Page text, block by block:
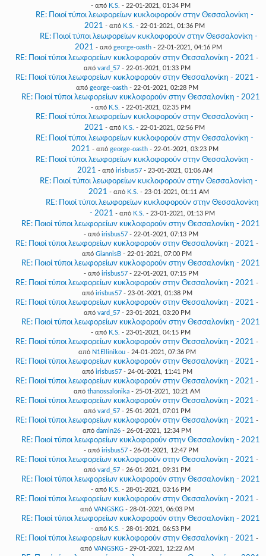
- από K.S. - 22-01-2021, 01:34 PM
RE: Ποιοί τύποι λεωφορείων κυκλοφορούν στην Θεσσαλονίκη -
2021 - από K.S. - 22-01-2021, 01:36 PM
RE: Ποιοί τύποι λεωφορείων κυκλοφορούν στην Θεσσαλονίκη -
2021 - από george-oasth - 22-01-2021, 04:16 PM
RE: Ποιοί τύποι λεωφορείων κυκλοφορούν στην Θεσσαλονίκη - 2021 -
από vard_57- 22-01-2021, 01:33 PM
RE: Ποιοί τύποι λεωφορείων κυκλοφορούν στην Θεσσαλονίκη - 2021 -
από george-oasth- 22-01-2021, 02:28 PM
RE: Ποιοί τύποι λεωφορείων κυκλοφορούν στην Θεσσαλονίκη - 2021
- από K.S. - 22-01-2021, 02:35 PM
RE: Ποιοί τύποι λεωφορείων κυκλοφορούν στην Θεσσαλονίκη -
2021 - από K.S. - 22-01-2021, 02:56 PM
RE: Ποιοί τύποι λεωφορείων κυκλοφορούν στην Θεσσαλονίκη -
2021 - από george-oasth- 22-01-2021, 03:23 PM
RE: Ποιοί τύποι λεωφορείων κυκλοφορούν στην Θεσσαλονίκη -
2021 - από irisbus57- 23-01-2021, 01:06 AM
RE: Ποιοί τύποι λεωφορείων κυκλοφορούν στην Θεσσαλονίκη -
2021 - από K.S. - 23-01-2021, 01:11 AM
RE: Ποιοί τύποι λεωφορείων κυκλοφορούν στην Θεσσαλονίκη
- 2021 - από K.S. - 23-01-2021, 01:13 PM
RE: Ποιοί τύποι λεωφορείων κυκλοφορούν στην Θεσσαλονίκη - 2021
- από irisbus57- 22-01-2021, 07:13 PM
RE: Ποιοί τύποι λεωφορείων κυκλοφορούν στην Θεσσαλονίκη - 2021 -
από GiannisB - 22-01-2021, 07:00 PM
RE: Ποιοί τύποι λεωφορείων κυκλοφορούν στην Θεσσαλονίκη - 2021
- από irisbus57- 22-01-2021, 07:15 PM
RE: Ποιοί τύποι λεωφορείων κυκλοφορούν στην Θεσσαλονίκη - 2021 -
από irisbus57- 23-01-2021, 01:38 PM
RE: Ποιοί τύποι λεωφορείων κυκλοφορούν στην Θεσσαλονίκη - 2021 -
από vard_57- 23-01-2021, 03:20 PM
RE: Ποιοί τύποι λεωφορείων κυκλοφορούν στην Θεσσαλονίκη - 2021
- από K.S. - 23-01-2021, 04:15 PM
RE: Ποιοί τύποι λεωφορείων κυκλοφορούν στην Θεσσαλονίκη - 2021 -
από N1Ellinikou- 24-01-2021, 07:36 PM
RE: Ποιοί τύποι λεωφορείων κυκλοφορούν στην Θεσσαλονίκη - 2021 -
από irisbus57- 24-01-2021, 11:41 PM
RE: Ποιοί τύποι λεωφορείων κυκλοφορούν στην Θεσσαλονίκη - 2021 -
από thanossalonika - 25-01-2021, 10:21 AM
RE: Ποιοί τύποι λεωφορείων κυκλοφορούν στην Θεσσαλονίκη - 2021 -
από vard_57- 25-01-2021, 07:01 PM
RE: Ποιοί τύποι λεωφορείων κυκλοφορούν στην Θεσσαλονίκη - 2021 -
από damin26 - 26-01-2021, 12:34 PM
RE: Ποιοί τύποι λεωφορείων κυκλοφορούν στην Θεσσαλονίκη - 2021
- από irisbus57- 26-01-2021, 12:47 PM
RE: Ποιοί τύποι λεωφορείων κυκλοφορούν στην Θεσσαλονίκη - 2021 -
από vard_57- 26-01-2021, 09:31 PM
RE: Ποιοί τύποι λεωφορείων κυκλοφορούν στην Θεσσαλονίκη - 2021
- από K.S. - 28-01-2021, 03:16 PM
RE: Ποιοί τύποι λεωφορείων κυκλοφορούν στην Θεσσαλονίκη - 2021 -
από VANGSKG- 28-01-2021, 06:03 PM
RE: Ποιοί τύποι λεωφορείων κυκλοφορούν στην Θεσσαλονίκη - 2021
- από K.S. - 28-01-2021, 06:53 PM
RE: Ποιοί τύποι λεωφορείων κυκλοφορούν στην Θεσσαλονίκη - 2021 -
από VANGSKG- 29-01-2021, 12:22 AM